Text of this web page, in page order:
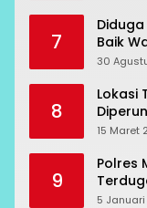
7
Baik
Oknum
30
8
Lokasi
15 Maret
9
Polres
RCP
5